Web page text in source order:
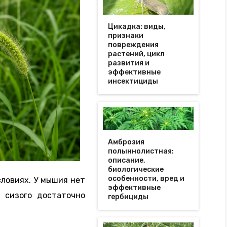
У мышия нет
достаточно
Цикадка: виды,
признаки
повреждения
растений, цикл
развития и
эффективные
инсектициды
Амброзия
полыннолистная:
описание,
биологические
особенности, вред и
эффективные
гербициды